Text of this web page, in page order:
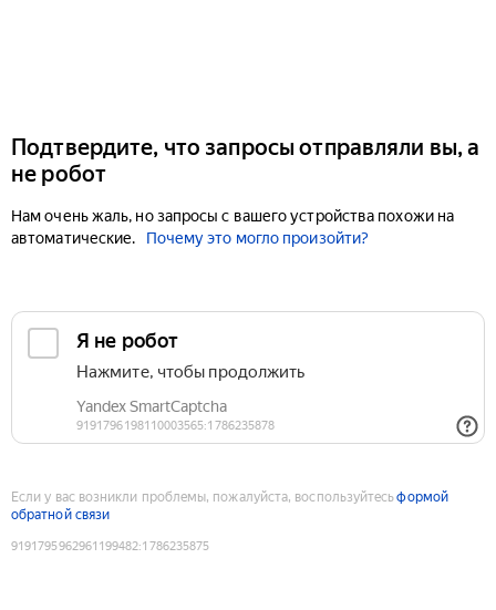
Подтвердите, что запросы отправляли вы, а
не робот
Нам очень жаль, но запросы с вашего устройства похожи на
автоматические.
Почему это могло произойти?
Если у вас возникли проблемы, пожалуйста, воспользуйтесьформой
обратной связи
9191795962961199482:1786235875